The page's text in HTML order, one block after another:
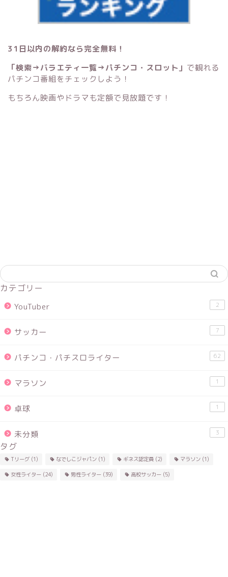
31日以内の解約なら完全無料！
「検索→バラエティ一覧→パチンコ・スロット」 で観れる
パチンコ番組をチェックしよう！
もちろん映画やドラマも定額で見放題です！
カテゴリー
YouTuber 2
サッカー 7
パチンコ・パチスロライター 62
マラソン 1
卓球 1
未分類 3
タグ
Tリーグ (1) なでしこジャパン (1) ギネス認定員 (2) マラソン (1)
女性ライター (24) 男性ライター (39) 高校サッカー (5)